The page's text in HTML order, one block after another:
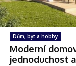
Dům, byt a hobby
Moderní
jednoduchost